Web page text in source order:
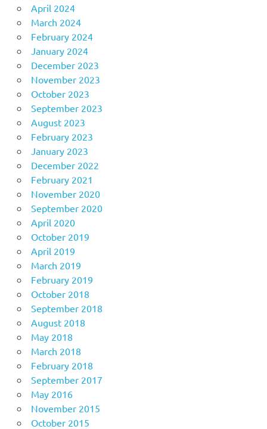
April 2024
March 2024
February 2024
January 2024
December 2023
November 2023
October 2023
September 2023
August 2023
February 2023
January 2023
December 2022
February 2021
November 2020
September 2020
April 2020
October 2019
April 2019
March 2019
February 2019
October 2018
September 2018
August 2018
May 2018
March 2018
February 2018
September 2017
May 2016
November 2015
October 2015